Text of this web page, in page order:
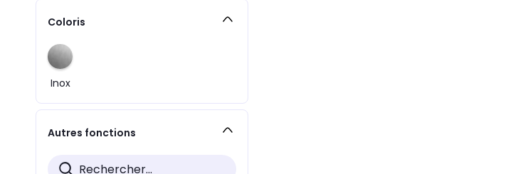
Coloris
Inox
Autres fonctions